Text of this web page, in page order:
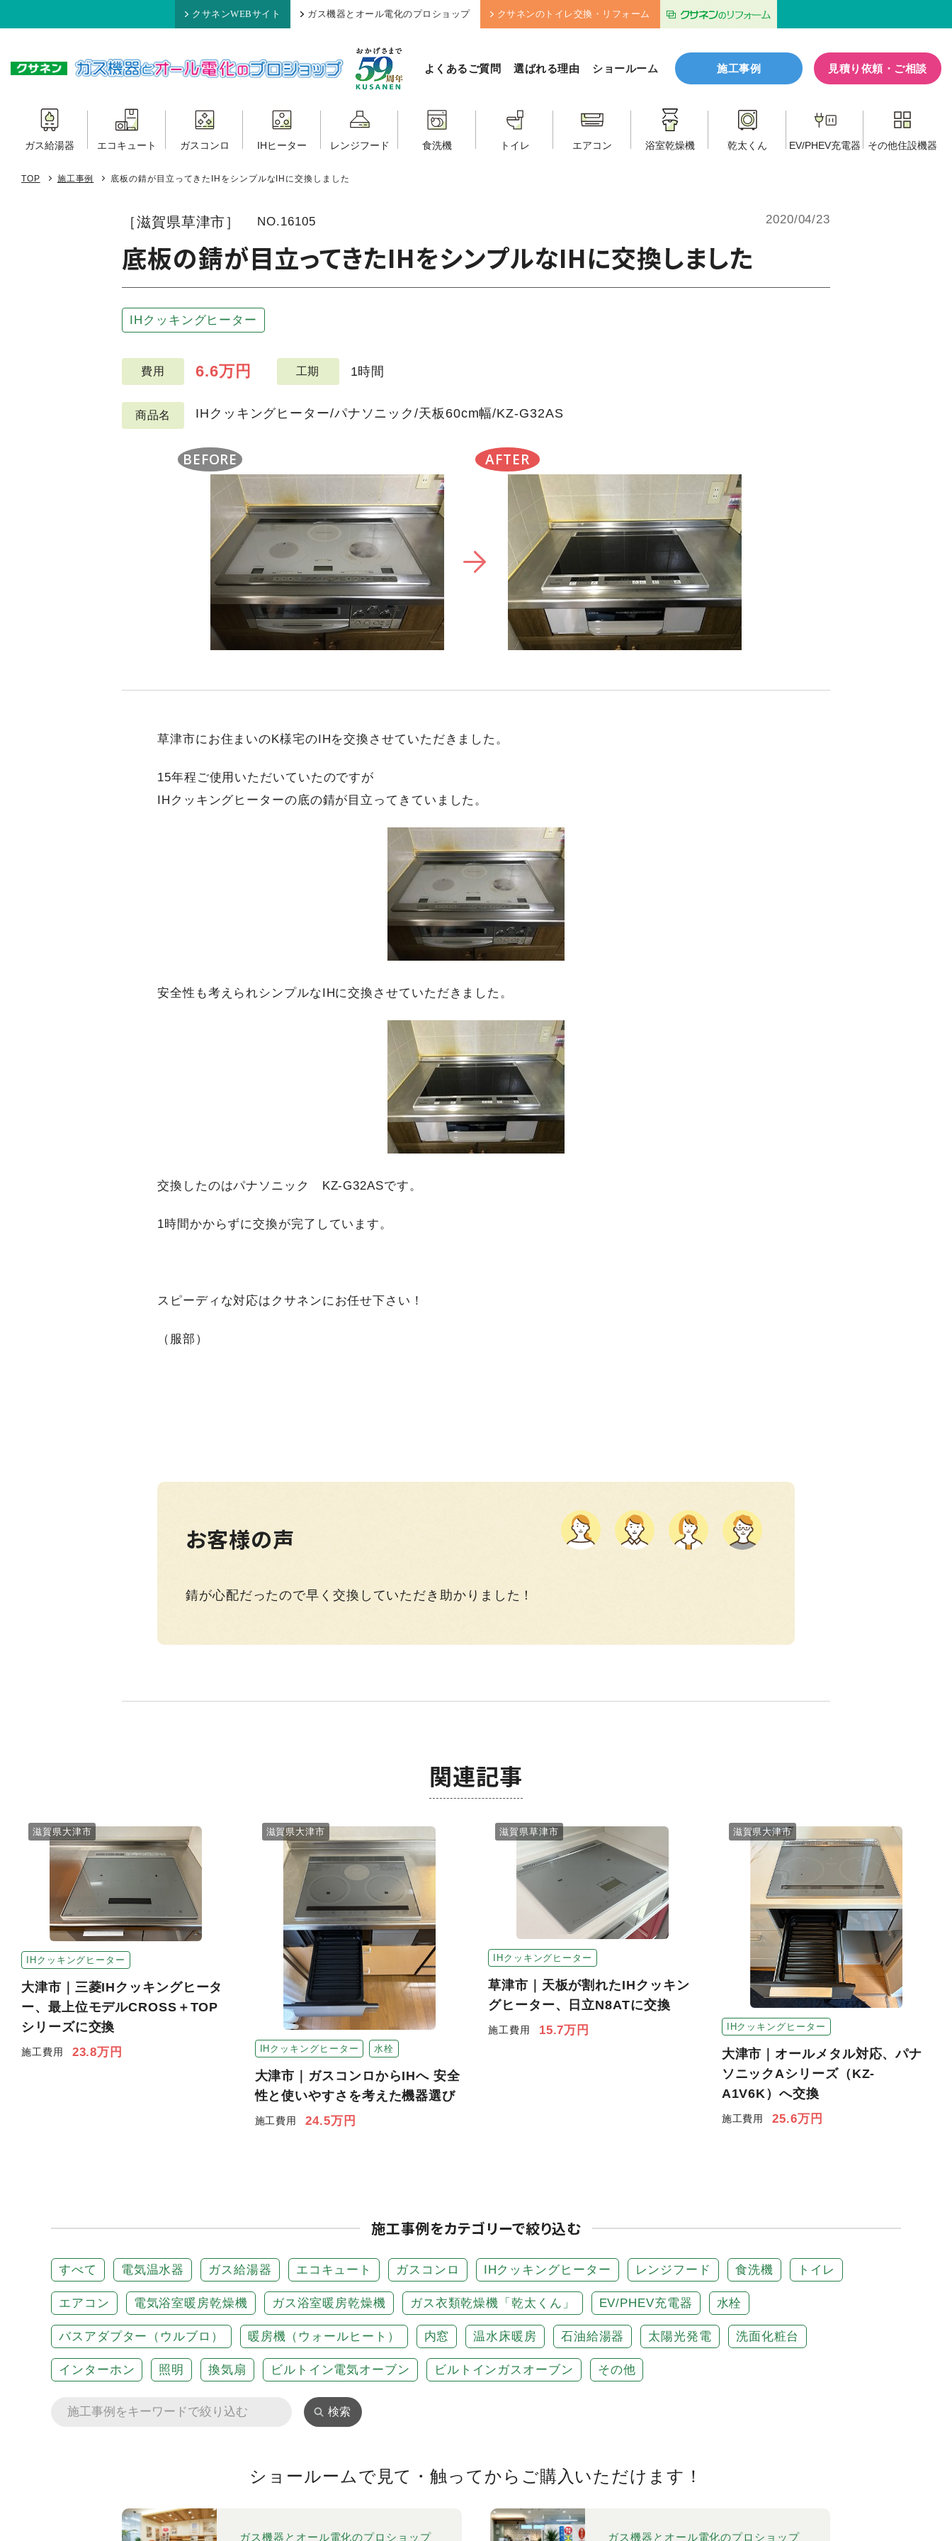
クサネンWEBサイト ガス機器とオール電化のプロショップ クサネンのトイレ交換・リフォーム
よくあるご質問 選ばれる理由 ショールーム 施工事例 見積り依頼・ご相談
ガス給湯器 エコキュート ガスコンロ IHヒーター レンジフード 食洗機 トイレ エアコン 浴室乾燥機 乾太くん EV/PHEV充電器 その他住設機器
TOP 施工事例 底板の錆が目立ってきたIHをシンプルなIHに交換しました
［滋賀県草津市］ NO.16105 2020/04/23
底板の錆が目立ってきたIHをシンプルなIHに交換しました
IHクッキングヒーター
費用 6.6万円 工期 1時間
商品名 IHクッキングヒーター/パナソニック/天板60cm幅/KZ-G32AS
BEFORE AFTER
草津市にお住まいのK様宅のIHを交換させていただきました。
15年程ご使用いただいていたのですが
IHクッキングヒーターの底の錆が目立ってきていました。
安全性も考えられシンプルなIHに交換させていただきました。
交換したのはパナソニック KZ-G32ASです。
1時間かからずに交換が完了しています。
スピーディな対応はクサネンにお任せ下さい！
（服部）
お客様の声
錆が心配だったので早く交換していただき助かりました！
関連記事
IHクッキングヒーター
滋賀県大津市
大津市｜三菱IHクッキングヒータ
ー、最上位モデルCROSS＋TOP
シリーズに交換
施工費用 23.8万円 IHクッキングヒーター 水栓
滋賀県大津市
大津市｜ガスコンロからIHへ 安全
性と使いやすさを考えた機器選び
施工費用 24.5万円
IHクッキングヒーター
滋賀県草津市
草津市｜天板が割れたIHクッキン
グヒーター、日立N8ATに交換
施工費用 15.7万円 IHクッキングヒーター
滋賀県大津市
大津市｜オールメタル対応、パナ
ソニックAシリーズ（KZ-
A1V6K）へ交換
施工費用 25.6万円
施工事例をカテゴリーで絞り込む
すべて 電気温水器 ガス給湯器 エコキュート ガスコンロ IHクッキングヒーター レンジフード 食洗機 トイレ
エアコン 電気浴室暖房乾燥機 ガス浴室暖房乾燥機 ガス衣類乾燥機「乾太くん」 EV/PHEV充電器 水栓
バスアダプター（ウルブロ） 暖房機（ウォールヒート） 内窓 温水床暖房 石油給湯器 太陽光発電 洗面化粧台
インターホン 照明 換気扇 ビルトイン電気オーブン ビルトインガスオーブン その他
検索
ショールームで見て・触ってから ご購入いただけます！
ガス機器とオール電化のプロショップ ガス機器とオール電化のプロショップ